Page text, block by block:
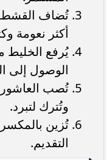
تُضاف
أكثر نعومة
يُرفع الخليط
الوصول إلى
تُصب
وتُترك لتبرد.
تُزين
التقديم.